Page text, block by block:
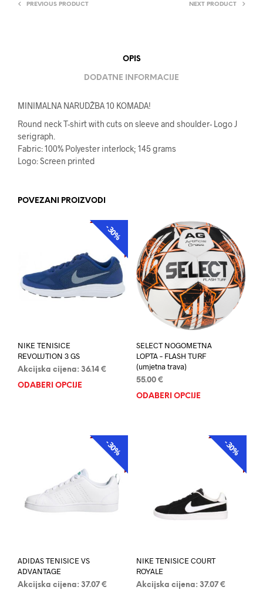
PREVIOUS PRODUCT NEXT PRODUCT
OPIS
DODATNE INFORMACIJE
MINIMALNA NARUDŽBA 10 KOMADA!
Round neck T-shirt with cuts on sleeve and shoulder- Logo J
serigraph.
Fabric: 100% Polyester interlock; 145 grams
Logo: Screen printed
POVEZANI PROIZVODI
AKCIJA
-30%
NIKE TENISICE
REVOLUTION 3 GS
Akcijska cijena: 36.14 €
ODABERI OPCIJE
proizvod
varijanti.
mogu
stranici
SELECT NOGOMETNA
LOPTA – FLASH TURF
(umjetna trava)
55.00 €
ODABERI OPCIJE
više
se
AKCIJA
-30%
ADIDAS TENISICE VS
ADVANTAGE
Akcijska cijena: 37.07 €
AKCIJA
-30%
NIKE TENISICE COURT
ROYALE
Akcijska cijena: 37.07 €